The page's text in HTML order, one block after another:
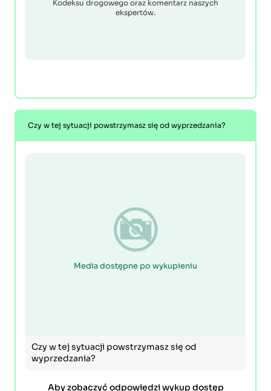
Kodeksu drogowego oraz komentarz naszych
ekspertów.
Czy w tej sytuacji powstrzymasz się od wyprzedzania?
Media dostępne po wykupieniu
Czy w tej sytuacji powstrzymasz się od
wyprzedzania?
Aby zobaczyć odpowiedzi wykup dostęp